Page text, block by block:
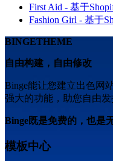
First Aid - 基于
Fashion Girl - 基于
BINGETHEME
自由构建，自由修改
Binge能让您建立出色网
强大的功能，助您自由发
Binge既是免费的，也是
模板中心